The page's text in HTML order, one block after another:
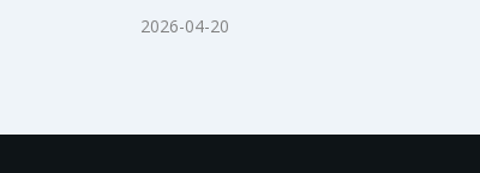
2026-04-20